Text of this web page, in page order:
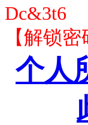
Dc&3t6
【解锁
个人